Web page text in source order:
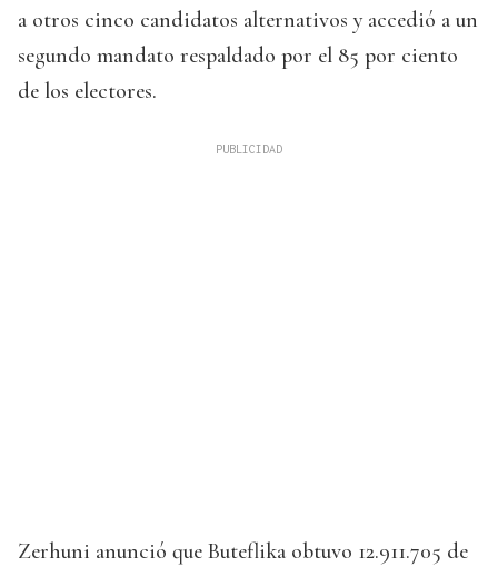
a otros cinco candidatos alternativos y accedió a un
segundo mandato respaldado por el 85 por ciento
de los electores.
Zerhuni anunció que Buteflika obtuvo 12.911.705 de